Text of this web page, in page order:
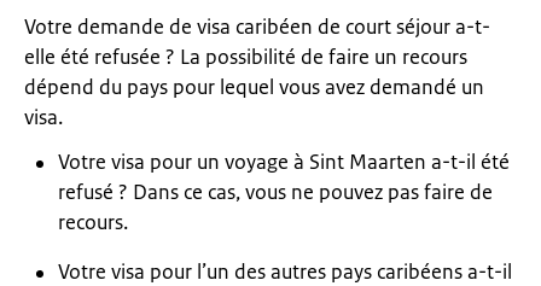
Votre demande de visa caribéen de court séjour a-t-
elle été refusée ? La possibilité de faire un recours
dépend du pays pour lequel vous avez demandé un
visa.
Votre visa pour un voyage à Sint Maarten a-t-il été
refusé ? Dans ce cas, vous ne pouvez pas faire de
recours.
Votre visa pour l’un des autres pays caribéens a-t-il